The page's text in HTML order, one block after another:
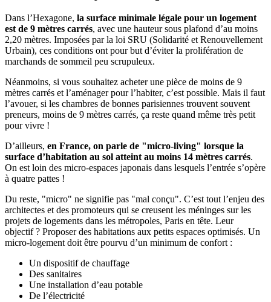
Dans l’Hexagone, la surface minimale légale pour un logement
est de 9 mètres carrés, avec une hauteur sous plafond d’au moins
2,20 mètres. Imposées par la loi SRU (Solidarité et Renouvellement
Urbain), ces conditions ont pour but d’éviter la prolifération de
marchands de sommeil peu scrupuleux.
Néanmoins, si vous souhaitez acheter une pièce de moins de 9
mètres carrés et l’aménager pour l’habiter, c’est possible. Mais il faut
l’avouer, si les chambres de bonnes parisiennes trouvent souvent
preneurs, moins de 9 mètres carrés, ça reste quand même très petit
pour vivre !
D’ailleurs, en France, on parle de "micro-living" lorsque la
surface d’habitation au sol atteint au moins 14 mètres carrés.
On est loin des micro-espaces japonais dans lesquels l’entrée s’opère
à quatre pattes !
Du reste, "micro" ne signifie pas "mal conçu". C’est tout l’enjeu des
architectes et des promoteurs qui se creusent les méninges sur les
projets de logements dans les métropoles, Paris en tête. Leur
objectif ? Proposer des habitations aux petits espaces optimisés. Un
micro-logement doit être pourvu d’un minimum de confort :
Un dispositif de chauffage
Des sanitaires
Une installation d’eau potable
De l’électricité